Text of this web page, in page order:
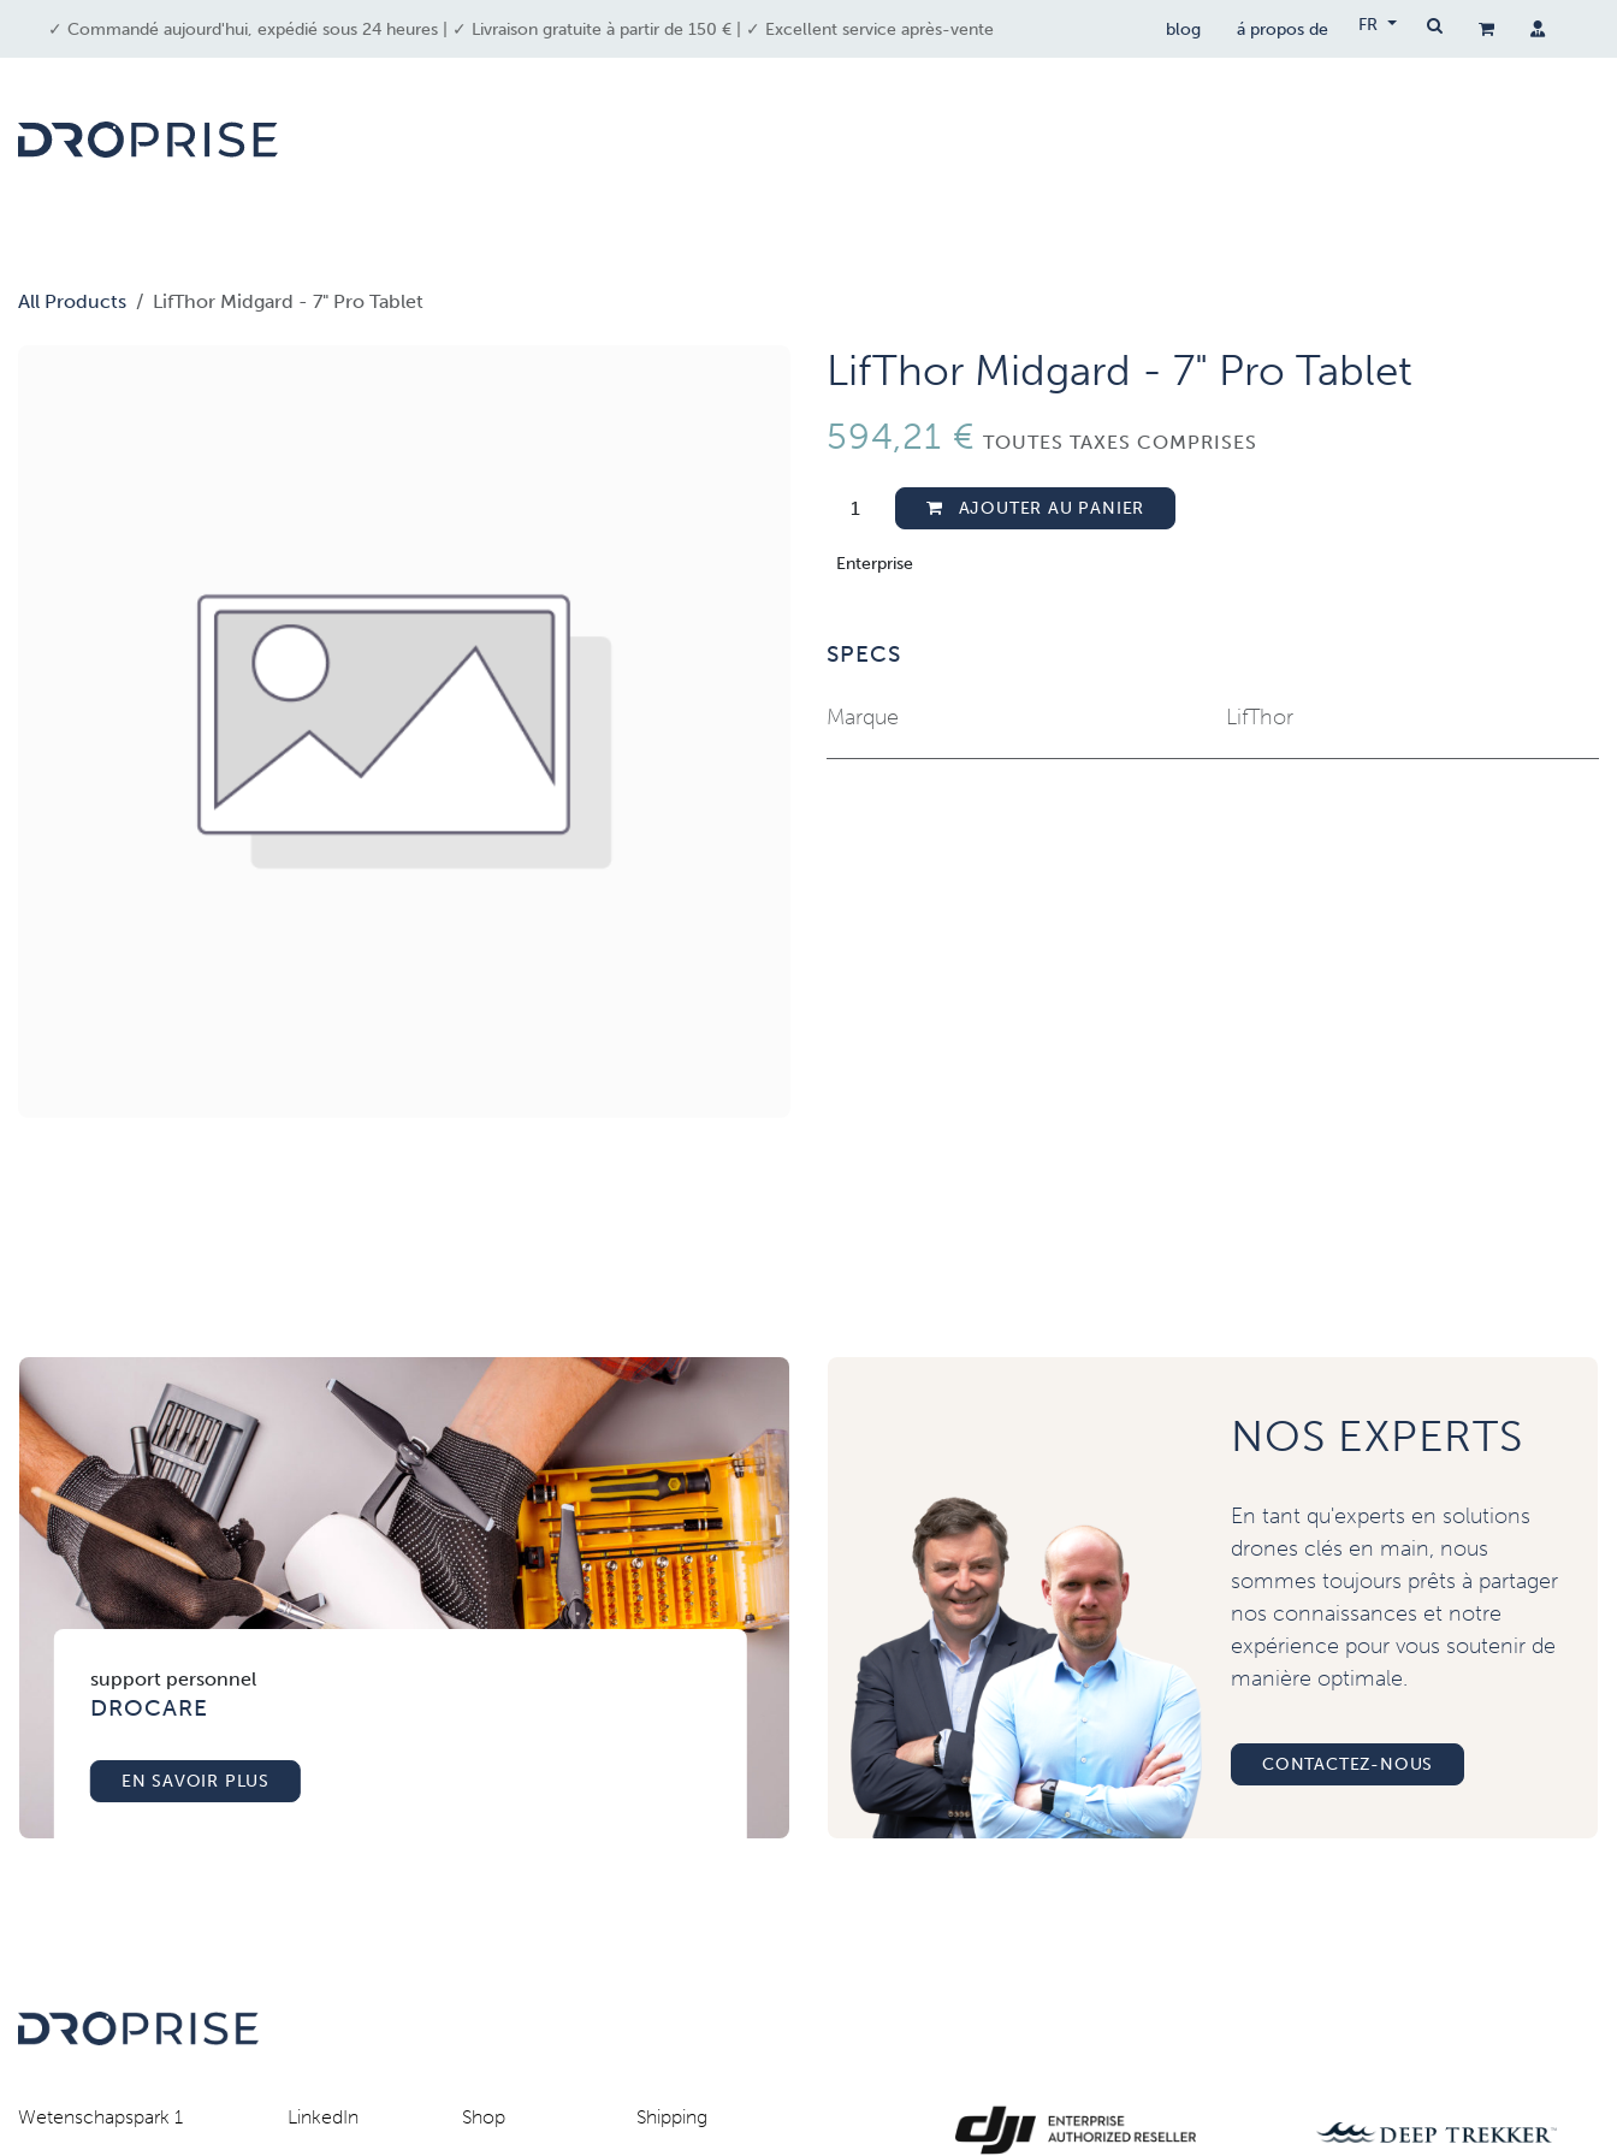
✓ Commandé aujourd'hui, expédié sous 24 heures | ✓ Livraison gratuite à partir de 150 € | ✓ Excellent service après-vente
blog á propos de FR
All Products LifThor Midgard - 7" Pro Tablet
LifThor Midgard - 7" Pro Tablet
594,21 € TOUTES TAXES COMPRISES
AJOUTER AU PANIER
Enterprise
SPECS
Marque LifThor
support personnel
DROCARE
EN SAVOIR PLUS
NOS EXPERTS
En tant qu'experts en solutions
drones clés en main, nous
sommes toujours prêts à partager
nos connaissances et notre
expérience pour vous soutenir de
manière optimale.
CONTACTEZ-NOUS
Wetenschapspark 1 LinkedIn Shop Shipping